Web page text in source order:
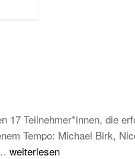
Teilnehmer*innen, die
Tempo: Michael Birk,
Erfolgreiche
weiterlesen